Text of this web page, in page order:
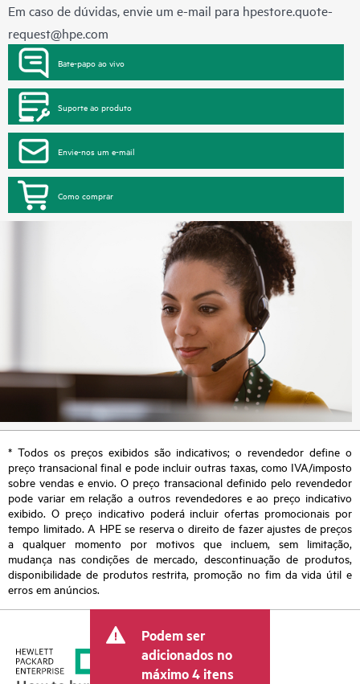
Em caso de dúvidas, envie um e-mail para hpestore.quote-
request@hpe.com
Bate-papo ao vivo
Suporte ao produto
Envie-nos um e-mail
Como comprar
* Todos os preços exibidos são indicativos; o revendedor define o
preço transacional final e pode incluir outras taxas, como IVA/imposto
sobre vendas e envio. O preço transacional definido pelo revendedor
pode variar em relação a outros revendedores e ao preço indicativo
exibido. O preço indicativo poderá incluir ofertas promocionais por
tempo limitado. A HPE se reserva o direito de fazer ajustes de preços
a qualquer momento por motivos que incluem, sem limitação,
mudança nas condições de mercado, descontinuação de produtos,
disponibilidade de produtos restrita, promoção no fim da vida útil e
erros em anúncios.
Podem ser
adicionados no
máximo 4 itens